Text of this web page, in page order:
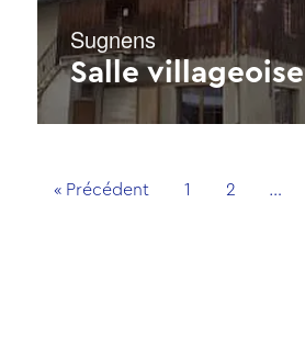
Sugnens
Salle villageoise
« Précédent 1 2 …